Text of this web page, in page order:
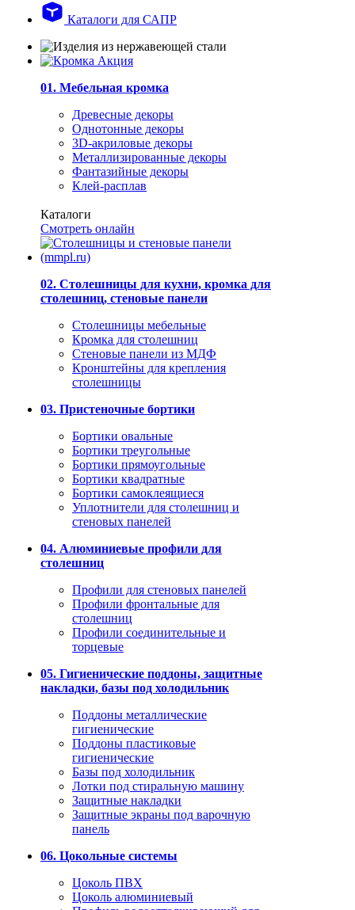
Каталоги для САПР
01. Мебельная кромка
Древесные декоры
Однотонные декоры
3D-акриловые декоры
Металлизированные декоры
Фантазийные декоры
Клей-расплав
Каталоги
Смотреть онлайн
02. Столешницы для кухни, кромка для
столешниц, стеновые панели
Столешницы мебельные
Кромка для столешниц
Стеновые панели из МДФ
Кронштейны для крепления
столешницы
03. Пристеночные бортики
Бортики овальные
Бортики треугольные
Бортики прямоугольные
Бортики квадратные
Бортики самоклеящиеся
Уплотнители для столешниц и
стеновых панелей
04. Алюминиевые профили для
столешниц
Профили для стеновых панелей
Профили фронтальные для
столешниц
Профили соединительные и
торцевые
05. Гигиенические поддоны, защитные
накладки, базы под холодильник
Поддоны металлические
гигиенические
Поддоны пластиковые
гигиенические
Базы под холодильник
Лотки под стиральную машину
Защитные накладки
Защитные экраны под варочную
панель
06. Цокольные системы
Цоколь ПВХ
Цоколь алюминиевый